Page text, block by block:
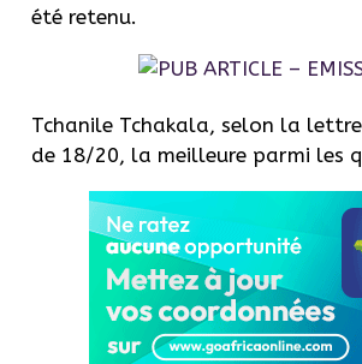
été retenu.
Tchanile Tchakala, selon la
de 18/20, la meilleure parmi les